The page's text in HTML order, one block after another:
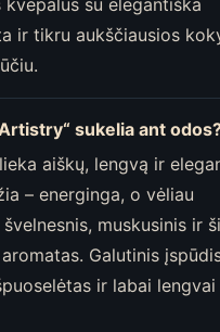
ir tikru aukščiausios
sukelia ant
aiškų, lengvą ir
– energinga, o vėliau
muskusinis ir
Galutinis
ir labai lengvai